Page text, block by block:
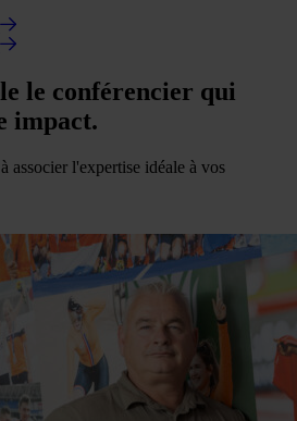
le conférencier qui
impact.
associer l'expertise idéale à vos